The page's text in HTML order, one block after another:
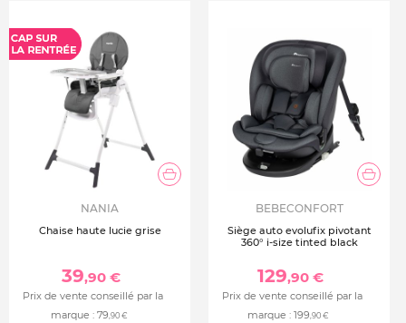
Matière de la tétine : Silicone
Matière de la collerette : Plastique (90% de matières
premières renouvelables)
Modèle : Animaux Bleu clair et foncé
Conformes à la norme européenne EN1400
NANIA
Chaise haute lucie grise
39,90 €
Prix de vente conseillé par la
marque : 79,90 €
BEBECONFORT
Siège auto evolufix pivotant
360° i-size tinted black
129,90 €
Prix de vente conseillé par la
marque : 199,90 €